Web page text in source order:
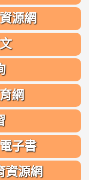
源網
網
子書
資源網